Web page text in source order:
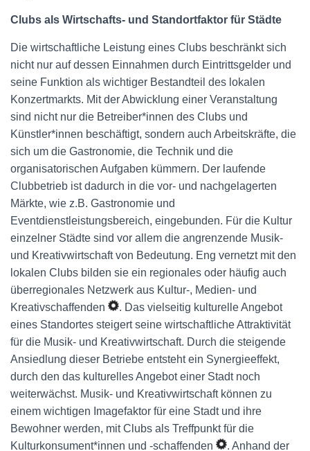
Clubs als Wirtschafts- und Standortfaktor für Städte
Die wirtschaftliche Leistung eines Clubs beschränkt sich
nicht nur auf dessen Einnahmen durch Eintrittsgelder und
seine Funktion als wichtiger Bestandteil des lokalen
Konzertmarkts. Mit der Abwicklung einer Veranstaltung
sind nicht nur die Betreiber*innen des Clubs und
Künstler*innen beschäftigt, sondern auch Arbeitskräfte, die
sich um die Gastronomie, die Technik und die
organisatorischen Aufgaben kümmern. Der laufende
Clubbetrieb ist dadurch in die vor- und nachgelagerten
Märkte, wie z.B. Gastronomie und
Eventdienstleistungsbereich, eingebunden. Für die Kultur
einzelner Städte sind vor allem die angrenzende Musik-
und Kreativwirtschaft von Bedeutung. Eng vernetzt mit den
lokalen Clubs bilden sie ein regionales oder häufig auch
überregionales Netzwerk aus Kultur-, Medien- und
Kreativschaffenden
. Das vielseitig kulturelle Angebot
eines Standortes steigert seine wirtschaftliche Attraktivität
für die Musik- und Kreativwirtschaft. Durch die steigende
Ansiedlung dieser Betriebe entsteht ein Synergieeffekt,
durch den das kulturelles Angebot einer Stadt noch
weiterwächst. Musik- und Kreativwirtschaft können zu
einem wichtigen Imagefaktor für eine Stadt und ihre
Bewohner werden, mit Clubs als Treffpunkt für die
Kulturkonsument*innen und -schaffenden
. Anhand der